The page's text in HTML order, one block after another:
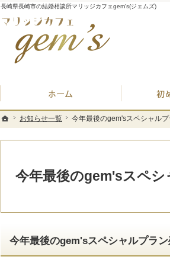
ホーム
お知らせ一覧 今年最後のgem'sスペシャル
今年最後のgem'sスペ
長崎県長崎市の結婚相談所マリッジカフェgem's(ジェムズ)
今年最後のgem'sスペシャルプラ
ホーム
お知らせ一覧 今年最後のgem'sスペシャル